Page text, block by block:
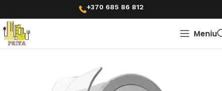
+370 685 86 812
Meniu